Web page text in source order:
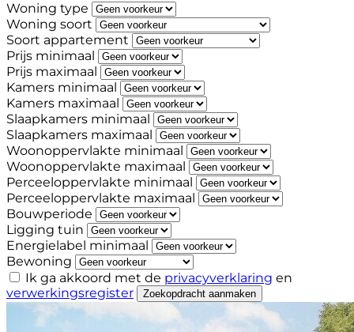
Woning type
Woning soort
Soort appartement
Prijs minimaal
Prijs maximaal
Kamers minimaal
Kamers maximaal
Slaapkamers minimaal
Slaapkamers maximaal
Woonoppervlakte minimaal
Woonoppervlakte maximaal
Perceeloppervlakte minimaal
Perceeloppervlakte maximaal
Bouwperiode
Ligging tuin
Energielabel minimaal
Bewoning
Ik ga akkoord met de privacyverklaring en
verwerkingsregister
Zoekopdracht aanmaken